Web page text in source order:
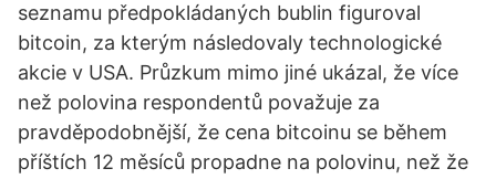
seznamu předpokládaných bublin figuroval
bitcoin, za kterým následovaly technologické
akcie v USA. Průzkum mimo jiné ukázal, že více
než polovina respondentů považuje za
pravděpodobnější, že cena bitcoinu se během
příštích 12 měsíců propadne na polovinu, než že